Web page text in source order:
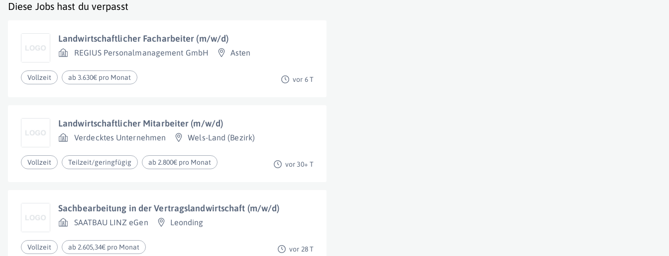
Diese Jobs hast du verpasst
Landwirtschaftlicher Facharbeiter (m/w/d)
REGIUS Personalmanagement GmbH Asten
Vollzeit ab 3.630€ pro Monat vor 6 T
Landwirtschaftlicher Mitarbeiter (m/w/d)
Verdecktes Unternehmen Wels-Land (Bezirk)
Vollzeit Teilzeit/geringfügig ab 2.800€ pro Monat vor 30+ T
Sachbearbeitung in der Vertragslandwirtschaft (m/w/d)
SAATBAU LINZ eGen Leonding
Vollzeit ab 2.605,34€ pro Monat vor 28 T